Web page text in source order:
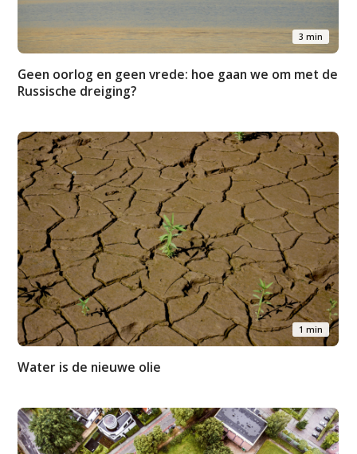
3 min
Geen oorlog en geen vrede: hoe gaan we om met de
Russische dreiging?
1 min
Water is de nieuwe olie